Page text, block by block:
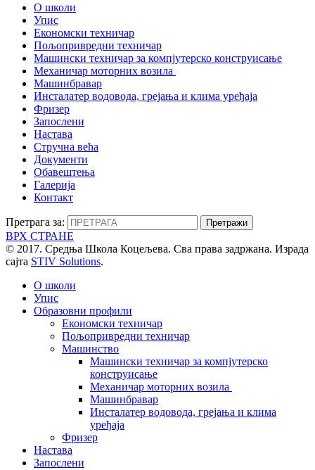
О школи
Упис
Економски техничар
Пољопривредни техничар
Машински техничар за компјутерско конструисање
Механичар моторних возила
Машинбравар
Инсталатер водовода, грејања и клима уређаја
Фризер
Запослени
Настава
Стручна већа
Документи
Обавештења
Галерија
Контакт
Претрага за:
ВРХ СТРАНЕ
© 2017. Средња Школа Коцељева. Сва права задржана. Израда
сајта STIV Solutions.
О школи
Упис
Образовни профили
Економски техничар
Пољопривредни техничар
Машинство
Машински техничар за компјутерско
конструисање
Механичар моторних возила
Машинбравар
Инсталатер водовода, грејања и клима
уређаја
Фризер
Настава
Запослени